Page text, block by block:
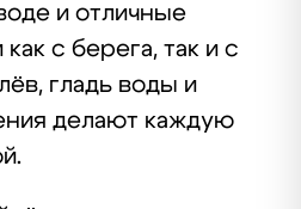
и отличные
с берега, так и с
гладь воды и
делают каждую